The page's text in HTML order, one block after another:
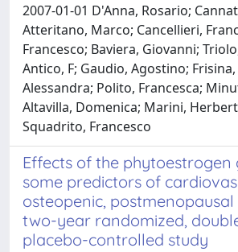
2007-01-01 D'Anna, Rosario;
Atteritano, Marco; Cancellieri,
Francesco; Baviera, Giovanni;
Antico, F; Gaudio, Agostino;
Alessandra; Polito, Francesca;
Altavilla, Domenica; Marini,
Squadrito, Francesco
Effects of the phytoestrogen
some predictors of
osteopenic, postmenopausal
two-year randomized,
placebo-controlled study